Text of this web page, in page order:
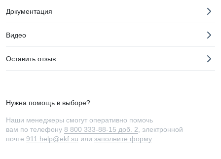
Документация
Видео
Оставить отзыв
Нужна помощь в выборе?
Наши менеджеры смогут оперативно помочь
вам по телефону 8 800 333-88-15 доб. 2 , электронной
почте 911.help@ekf.su или заполните форму